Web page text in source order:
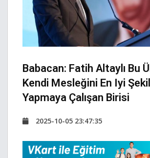
Babacan: Fatih Altaylı Bu
Kendi Mesleğini En Iyi
Yapmaya Çalışan Birisi
2025-10-05 23:47:35